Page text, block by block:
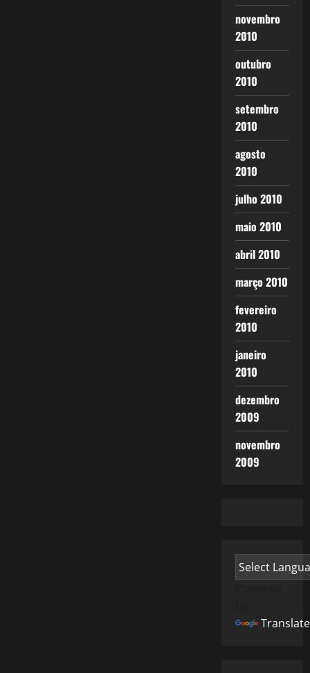
novembro
2010
outubro
2010
setembro
2010
agosto
2010
julho 2010
maio 2010
abril 2010
março 2010
fevereiro
2010
janeiro
2010
dezembro
2009
novembro
2009
Translate